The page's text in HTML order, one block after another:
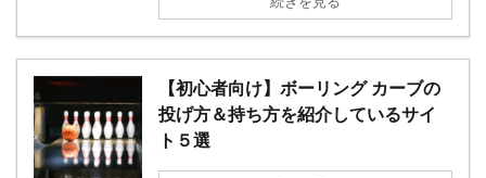
【初心者向け】ボーリング カーブの
投げ方＆持ち方を紹介しているサイ
ト５選